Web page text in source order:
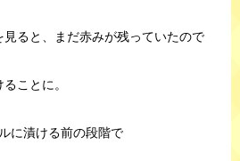
ると、まだ赤みが残っていたので
ことに。
に漬ける前の段階で